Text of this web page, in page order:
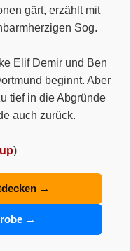
gärt, erzählt mit
Sog.
Elif Demir und Ben
beginnt. Aber
tief in die Abgründe
auch zurück.
)
→
→